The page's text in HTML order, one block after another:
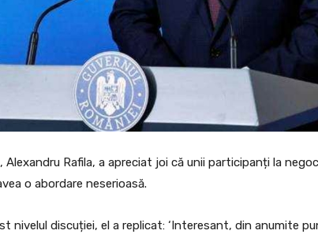
Alexandru Rafila, a apreciat joi că unii participanți la
o abordare neserioasă.
nivelul discuției, el a replicat: ‘Interesant, din anumite